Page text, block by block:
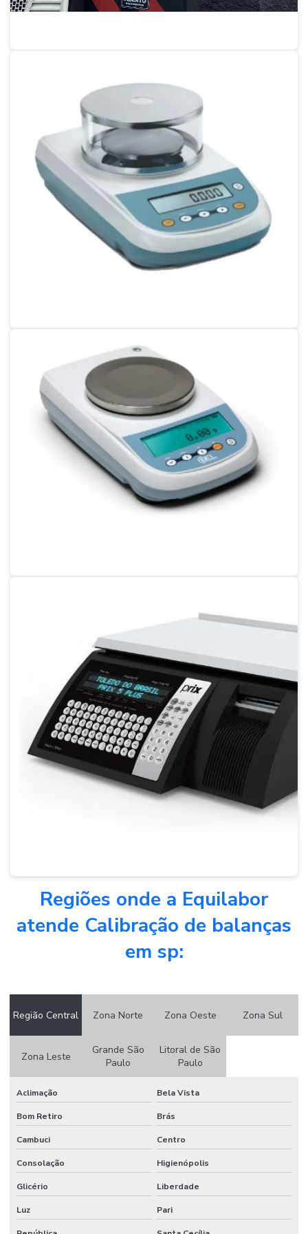
Calibração de proveta
Calibração de proveta graduada
Calibração refratômetro
Calibração termo higrômetro digital
Calibração de termohigrômetro
Calibração de termohigrômetro sp
Calibração de termômetro
Calibração de termômetro digital
Calibração de termômetro a laser
Conserto de balança
Conserto de balança digital
Conserto de balança digital sp
Conserto de balança industrial
Conserto de balanças eletrônicas
Empresas que fazem calibração de balanças
Instrumento metrológico temperatura
Instrumentos para laboratório
Instrumentos metrológicos
Instrumentos metrológicos termômetro
Manutenção de balança analítica
Manutenção de balanças industriais
Phmetro bancada valor
Phmetro comprar
Serviço de calibração de balança
Serviço de calibração de termômetro digital
Regiões onde a Equilabor
atende Calibração de balanças
em sp:
Região Central Zona Norte Zona Oeste Zona Sul
Zona Leste
Grande São
Paulo
Litoral de São
Paulo
Aclimação Bela Vista
Bom Retiro Brás
Cambuci Centro
Consolação Higienópolis
Glicério Liberdade
Luz Pari